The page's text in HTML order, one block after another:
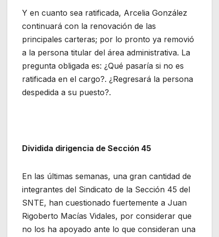
Y en cuanto sea ratificada, Arcelia González
continuará con la renovación de las
principales carteras; por lo pronto ya removió
a la persona titular del área administrativa. La
pregunta obligada es: ¿Qué pasaría si no es
ratificada en el cargo?. ¿Regresará la persona
despedida a su puesto?.
Dividida dirigencia de Sección 45
En las últimas semanas, una gran cantidad de
integrantes del Sindicato de la Sección 45 del
SNTE, han cuestionado fuertemente a Juan
Rigoberto Macías Vidales, por considerar que
no los ha apoyado ante lo que consideran una